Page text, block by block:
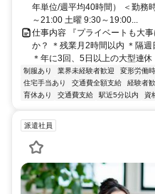
年単位/週平均40時間） ＜勤務
～21:00 土曜 9:30～19:00...
仕事内容 『プライベートも大
か？ ＊残業月2時間以内 ＊隔週
＊年に3回、5日以上の大型連
制服あり 業界未経験者歓迎 変形労働
住宅手当あり
交通費全額支給 経験者
育休あり
交通費支給 駅近5分以内 資
派遣社員